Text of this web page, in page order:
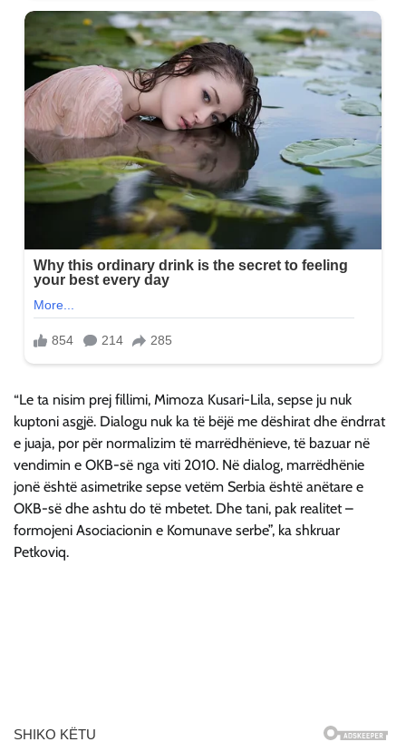
“Le ta nisim prej fillimi, Mimoza Kusari-Lila, sepse ju nuk
kuptoni asgjë. Dialogu nuk ka të bëjë me dëshirat dhe ëndrrat
e juaja, por për normalizim të marrëdhënieve, të bazuar në
vendimin e OKB-së nga viti 2010. Në dialog, marrëdhënie
jonë është asimetrike sepse vetëm Serbia është anëtare e
OKB-së dhe ashtu do të mbetet. Dhe tani, pak realitet –
formojeni Asociacionin e Komunave serbe”, ka shkruar
Petkoviq.